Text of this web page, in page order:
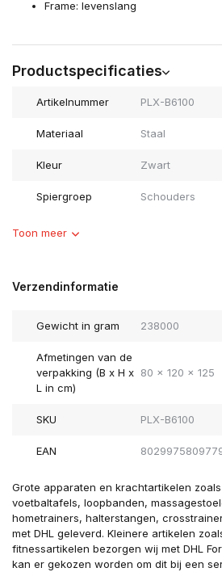
Frame: levenslang
Productspecificaties
Artikelnummer PLX-B6100
Materiaal Staal
Kleur Zwart
Spiergroep Schouders
Toon meer
Verzendinformatie
Gewicht in gram 238000
Afmetingen van de
verpakking (B x H x
L in cm)
80 x 120 x 125
SKU PLX-B6100
EAN
Grote apparaten en krachtartikelen
voetbaltafels, loopbanden,
hometrainers, halterstangen,
met DHL geleverd. Kleinere artikelen
fitnessartikelen bezorgen wij met DHL
kan er gekozen worden om dit bij een